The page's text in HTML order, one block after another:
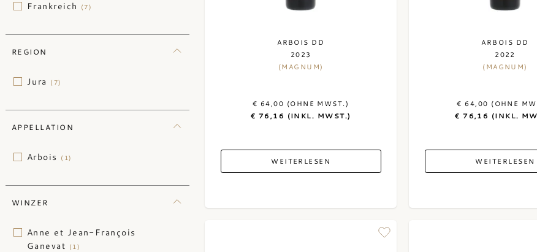
Frankreich (7)
REGION
Jura (7)
APPELLATION
Arbois (1)
WINZER
Anne et Jean-François
Ganevat (1)
ARBOIS DD
2023
(MAGNUM)
€ 64,00 (OHNE MWST.)
€ 76,16 (INKL. MWST.)
WEITERLESEN
ARBOIS DD
2022
(MAGNUM)
€ 64,00 (OHNE
€ 76,16 (INKL.
WEITERLESEN